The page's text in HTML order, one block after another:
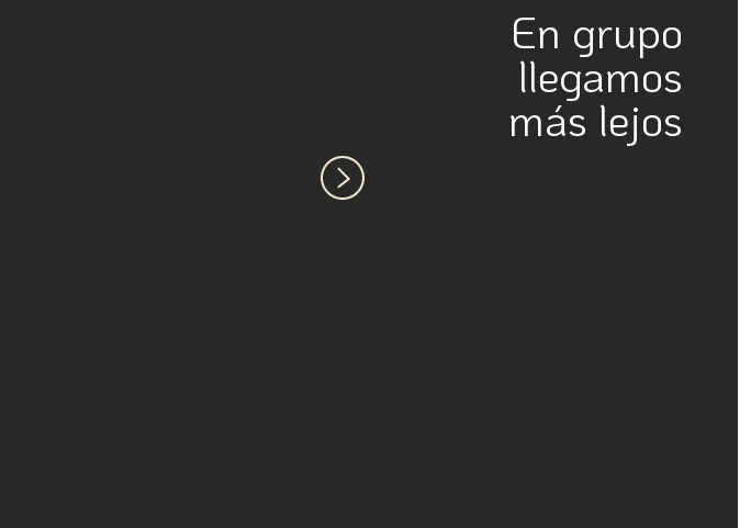
En grupo
llegamos
más lejos